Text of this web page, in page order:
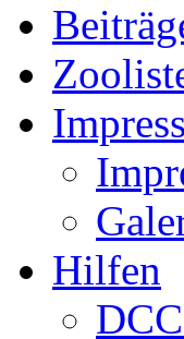
Hilfen